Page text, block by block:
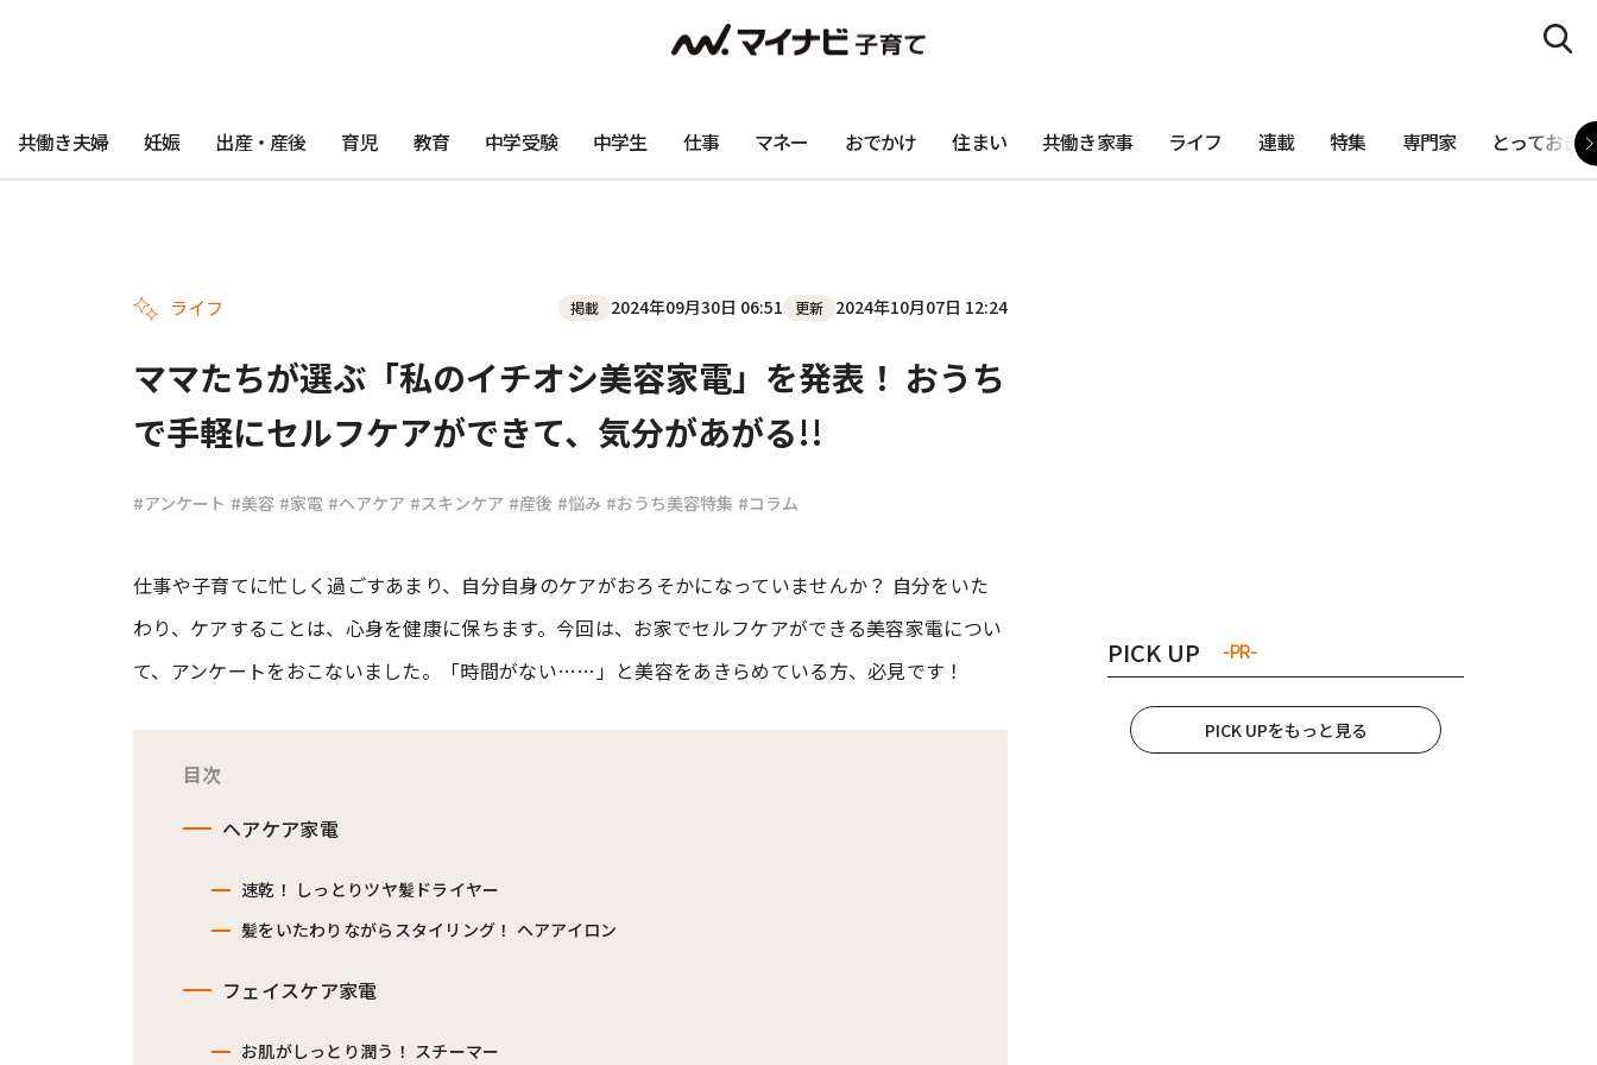
共働き夫婦 妊娠 出産・産後 育児 教育 中学受験 中学生 仕事 マネー おでかけ 住まい 共働き家事 ライフ 連載 特集 専門家 とっておき
ライフ 掲載 2024年09月30日 06:51 更新 2024年10月07日 12:24
ママたちが選ぶ「私のイチオシ美容家電」を発表！ おうち
で手軽にセルフケアができて、気分があがる!!
#アンケート #美容 #家電 #ヘアケア #スキンケア #産後 #悩み #おうち美容特集 #コラム
仕事や子育てに忙しく過ごすあまり、自分自身のケアがおろそかになっていませんか？ 自分をいた
わり、ケアすることは、心身を健康に保ちます。今回は、お家でセルフケアができる美容家電につい
て、アンケートをおこないました。「時間がない……」と美容をあきらめている方、必見です！
目次
ヘアケア家電
速乾！ しっとりツヤ髪ドライヤー
髪をいたわりながらスタイリング！ ヘアアイロン
フェイスケア家電
お肌がしっとり潤う！ スチーマー
PICK UP -PR-
PICK UPをもっと見る